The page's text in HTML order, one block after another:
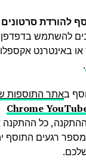
להורדת סרטונים
להשתמש
או באינטרנט
.
באתר התוספות
Chrome
ההתקנה, כל
רגעים התוסף